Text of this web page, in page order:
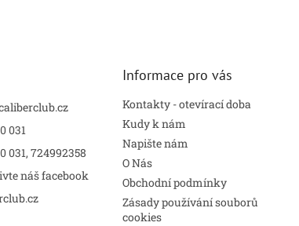
031
031, 724992358
náš facebook
Informace pro vás
Kontakty - otevírací doba
Kudy k nám
Napište nám
O Nás
Obchodní podmínky
Zásady používání souborů
cookies